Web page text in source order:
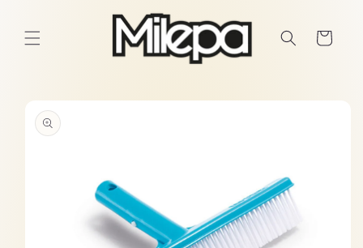
al contenido
Carrito
directamente
información
del producto